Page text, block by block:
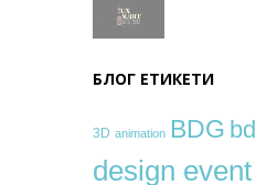
БЛОГ ЕТИКЕТИ
3D animation BDG
design event